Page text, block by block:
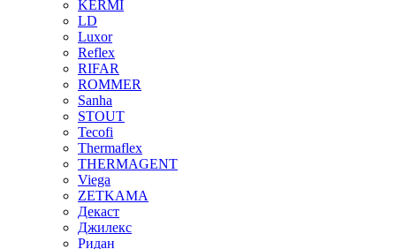
KERMI
LD
Luxor
Reflex
RIFAR
ROMMER
Sanha
STOUT
Tecofi
Thermaflex
THERMAGENT
Viega
ZETKAMA
Декаст
Джилекс
Ридан